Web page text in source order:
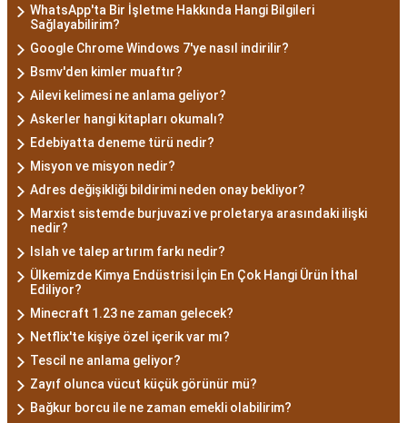
WhatsApp'ta Bir İşletme Hakkında Hangi Bilgileri
Sağlayabilirim?
Google Chrome Windows 7'ye nasıl indirilir?
Bsmv'den kimler muaftır?
Ailevi kelimesi ne anlama geliyor?
Askerler hangi kitapları okumalı?
Edebiyatta deneme türü nedir?
Misyon ve misyon nedir?
Adres değişikliği bildirimi neden onay bekliyor?
Marxist sistemde burjuvazi ve proletarya arasındaki ilişki
nedir?
Islah ve talep artırım farkı nedir?
Ülkemizde Kimya Endüstrisi İçin En Çok Hangi Ürün İthal
Ediliyor?
Minecraft 1.23 ne zaman gelecek?
Netflix'te kişiye özel içerik var mı?
Tescil ne anlama geliyor?
Zayıf olunca vücut küçük görünür mü?
Bağkur borcu ile ne zaman emekli olabilirim?